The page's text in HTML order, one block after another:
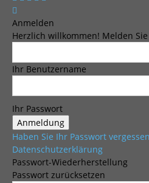
Anmelden
Herzlich willkommen! Melden
Ihr Benutzername
Ihr Passwort
Haben Sie Ihr Passwort
Datenschutzerklärung
Passwort-Wiederherstellung
Passwort zurücksetzen